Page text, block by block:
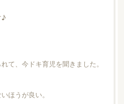
♪
て、今ドキ育児を聞きました。
ほうが良い。